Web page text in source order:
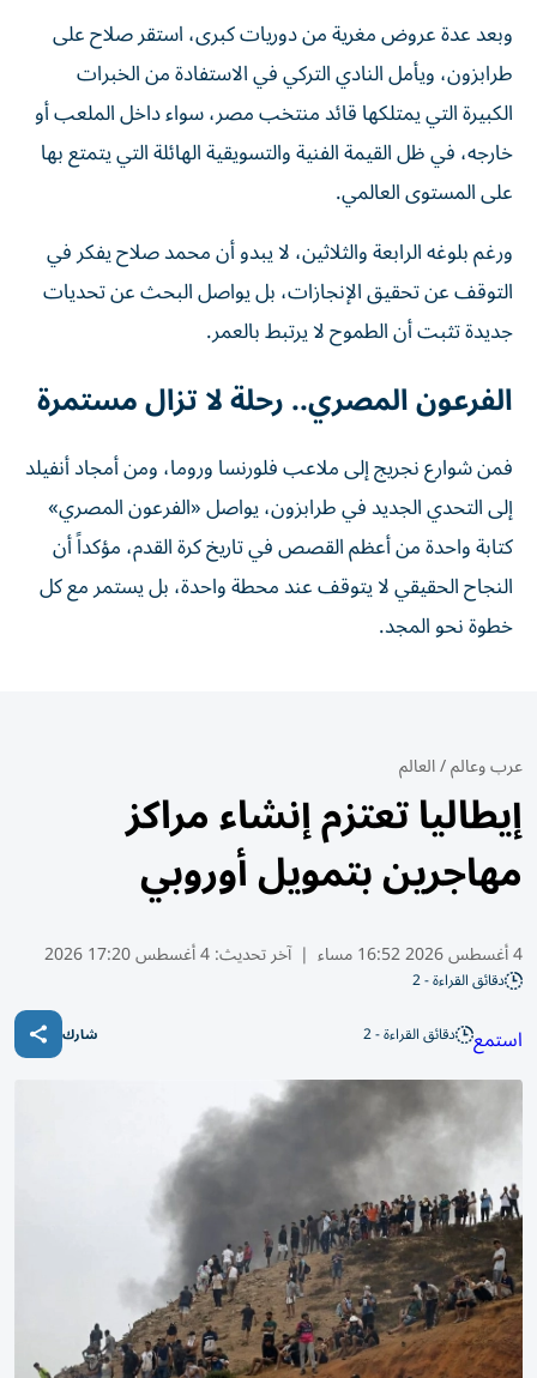
وبعد عدة عروض مغرية من دوريات كبرى، استقر صلاح على
طرابزون، ويأمل النادي التركي في الاستفادة من الخبرات
الكبيرة التي يمتلكها قائد منتخب مصر، سواء داخل الملعب أو
خارجه، في ظل القيمة الفنية والتسويقية الهائلة التي يتمتع بها
على المستوى العالمي.
ورغم بلوغه الرابعة والثلاثين، لا يبدو أن محمد صلاح يفكر في
التوقف عن تحقيق الإنجازات، بل يواصل البحث عن تحديات
جديدة تثبت أن الطموح لا يرتبط بالعمر.
الفرعون المصري.. رحلة لا تزال مستمرة
فمن شوارع نجريج إلى ملاعب فلورنسا وروما، ومن أمجاد أنفيلد
إلى التحدي الجديد في طرابزون، يواصل «الفرعون المصري»
كتابة واحدة من أعظم القصص في تاريخ كرة القدم، مؤكداً أن
النجاح الحقيقي لا يتوقف عند محطة واحدة، بل يستمر مع كل
خطوة نحو المجد.
عرب وعالم/العالم
إيطاليا تعتزم إنشاء مراكز
مهاجرين بتمويل أوروبي
4 أغسطس 2026 16:52 مساء | آخر تحديث:4 أغسطس 17:20 2026
دقائق القراءة - 2
استمع دقائق القراءة - 2 شارك